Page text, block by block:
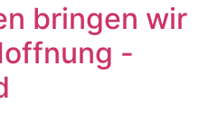
bringen wir
-